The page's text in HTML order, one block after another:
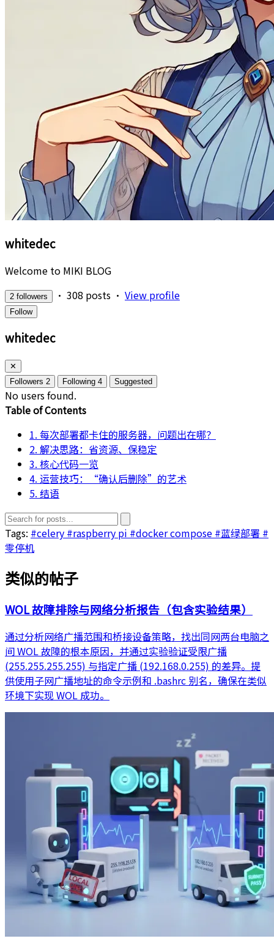
whitedec
Welcome to MIKI BLOG
2 followers • 308 posts • View profile
Follow
whitedec
✕
Followers 2 Following 4 Suggested
No users found.
Table of Contents
1. 每次部署都卡住的服务器，问题出在哪？
2. 解决思路：省资源、保稳定
3. 核心代码一览
4. 运营技巧：“确认后删除”的艺术
5. 结语
Tags: #celery #raspberry pi #docker compose #蓝绿部署 #
零停机
类似的帖子
WOL 故障排除与网络分析报告（包含实验结果）
通过分析网络广播范围和桥接设备策略，找出同网两台电脑之
间 WOL 故障的根本原因，并通过实验验证受限广播
(255.255.255.255) 与指定广播 (192.168.0.255) 的差异。提
供使用子网广播地址的命令示例和 .bashrc 别名，确保在类似
环境下实现 WOL 成功。